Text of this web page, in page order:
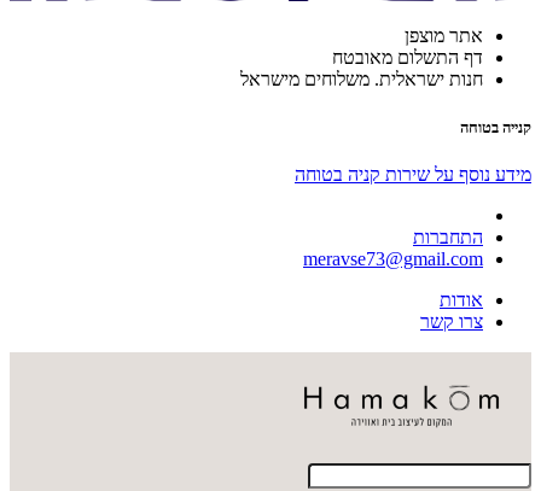
אתר מוצפן
דף התשלום מאובטח
חנות ישראלית. משלוחים מישראל
קנייה בטוחה
מידע נוסף על שירות קניה בטוחה
התחברות
meravse73@gmail.com
אודות
צרו קשר